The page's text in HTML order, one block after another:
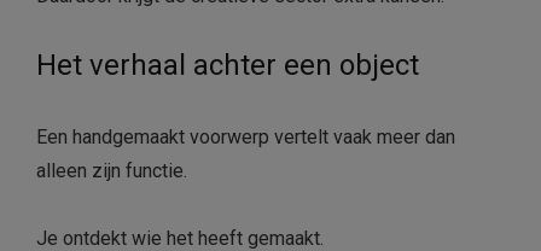
Het verhaal achter een object
Een handgemaakt voorwerp vertelt vaak meer dan
alleen zijn functie.
Je ontdekt wie het heeft gemaakt.